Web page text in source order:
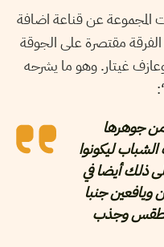
عن قناعة اضافة
مقتصرة على الجوقة
غيتار. وهو ما يشرحه
جوهرها
ليكونوا
ذلك أيضا في
ويافعين جنبا
وجذب